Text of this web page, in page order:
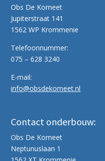
Obs De Komeet
Jupiterstraat 141
1562 WP Krommenie
Telefoonnummer:
075 – 628 3240
E-mail:
info@obsdekomeet.nl
Contact onderbouw:
Obs De Komeet
Neptunuslaan 1